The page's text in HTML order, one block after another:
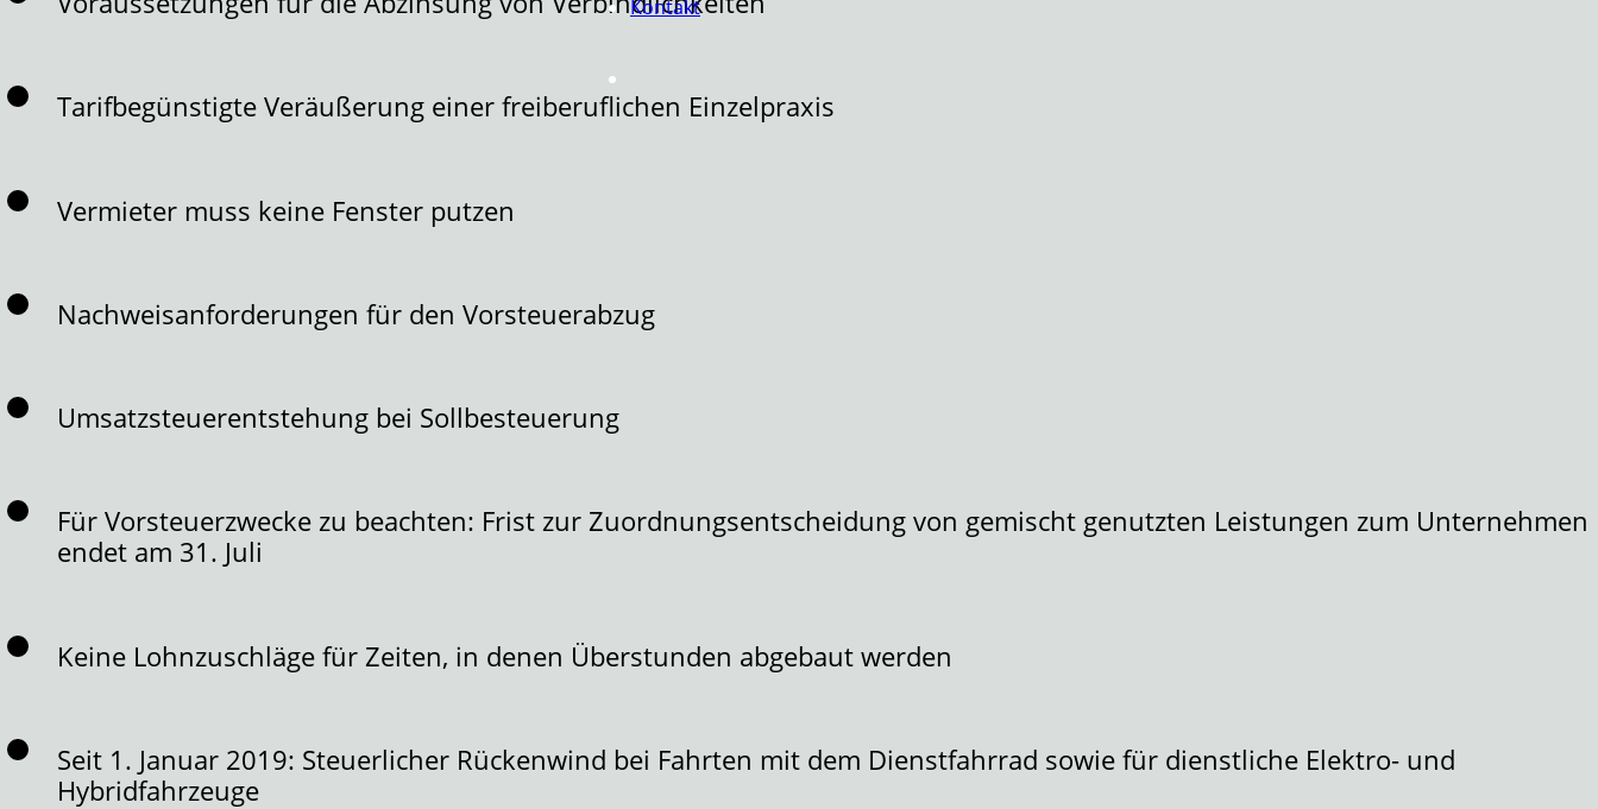
Kontakt
Tarifbegünstigte Veräußerung einer freiberuflichen Einzelpraxis
Vermieter muss keine Fenster putzen
Nachweisanforderungen für den Vorsteuerabzug
Umsatzsteuerentstehung bei Sollbesteuerung
Für Vorsteuerzwecke zu beachten: Frist zur Zuordnungsentscheidung von gemischt genutzten Leistungen zum Unternehmen
endet am 31. Juli
Keine Lohnzuschläge für Zeiten, in denen Überstunden abgebaut werden
Seit 1. Januar 2019: Steuerlicher Rückenwind bei Fahrten mit dem Dienstfahrrad sowie für dienstliche Elektro- und
Hybridfahrzeuge